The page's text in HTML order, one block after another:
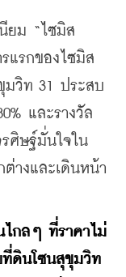
ยม “ไซมิส
แรกของไซมิส
มวิท 31 ประสบ
และรางวัล
ศิษฐ์มั่นใจใน
างและเดินหน้า
ไกลๆ ที่ราคาไม่
ที่ดินโซนสุขุมวิท